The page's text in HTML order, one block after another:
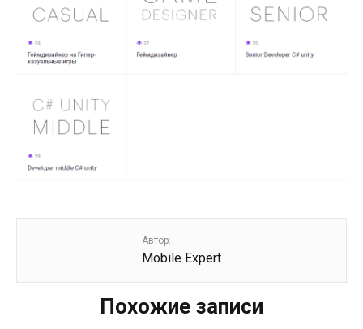
Автор:
Mobile Expert
Похожие записи